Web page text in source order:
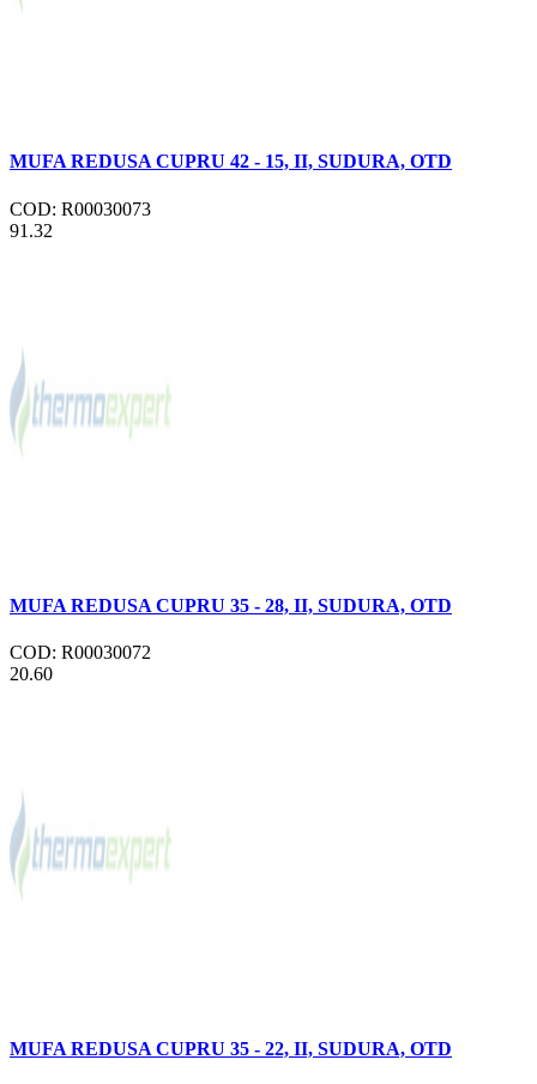
MUFA REDUSA CUPRU 42 - 15, II, SUDURA, OTD
COD: R00030073
91.32
MUFA REDUSA CUPRU 35 - 28, II, SUDURA, OTD
COD: R00030072
20.60
MUFA REDUSA CUPRU 35 - 22, II, SUDURA, OTD